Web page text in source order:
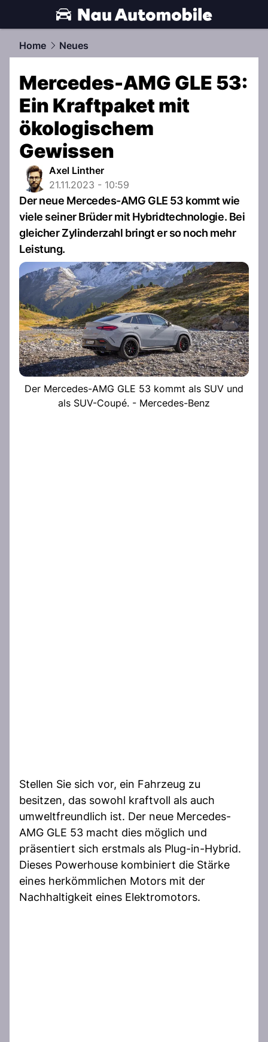
automobile.NAU.ch
Home Neues
Mercedes-AMG GLE 53:
Ein Kraftpaket mit
ökologischem
Gewissen
Axel Linther
21.11.2023 - 10:59
Der neue Mercedes-AMG GLE 53 kommt wie
viele seiner Brüder mit Hybridtechnologie. Bei
gleicher Zylinderzahl bringt er so noch mehr
Leistung.
Der Mercedes-AMG GLE 53 kommt als SUV und
als SUV-Coupé. - Mercedes-Benz
Stellen Sie sich vor, ein Fahrzeug zu
besitzen, das sowohl kraftvoll als auch
umweltfreundlich ist. Der neue Mercedes-
AMG GLE 53 macht dies möglich und
präsentiert sich erstmals als Plug-in-Hybrid.
Dieses Powerhouse kombiniert die Stärke
eines herkömmlichen Motors mit der
Nachhaltigkeit eines Elektromotors.